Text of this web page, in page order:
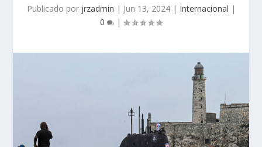
Publicado por jrzadmin | Jun 13, 2024| Internacional |
0
|